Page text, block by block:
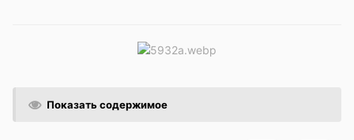
Показать содержимое